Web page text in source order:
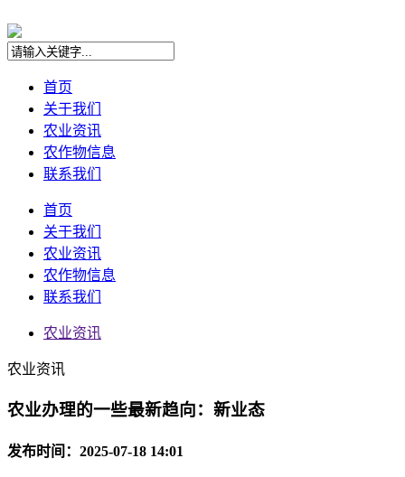
首页
关于我们
农业资讯
农作物信息
联系我们
首页
关于我们
农业资讯
农作物信息
联系我们
农业资讯
农业资讯
农业办理的一些最新趋向：新业态
发布时间：2025-07-18 14:01